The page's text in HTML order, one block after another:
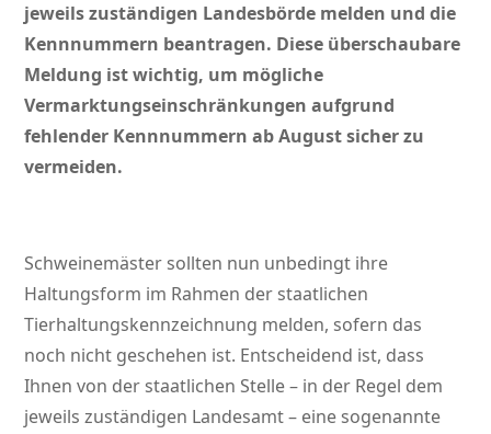
jeweils zuständigen Landesbörde melden und die
Kennnummern beantragen. Diese überschaubare
Meldung ist wichtig, um mögliche
Vermarktungseinschränkungen aufgrund
fehlender Kennnummern ab August sicher zu
vermeiden.
Schweinemäster sollten nun unbedingt ihre
Haltungsform im Rahmen der staatlichen
Tierhaltungskennzeichnung melden, sofern das
noch nicht geschehen ist. Entscheidend ist, dass
Ihnen von der staatlichen Stelle – in der Regel dem
jeweils zuständigen Landesamt – eine sogenannte